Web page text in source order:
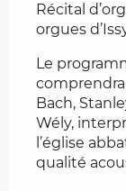
Récital
orgues
Le
Bach,
Wély,
l’église
qualité